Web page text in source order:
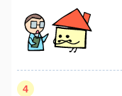
4